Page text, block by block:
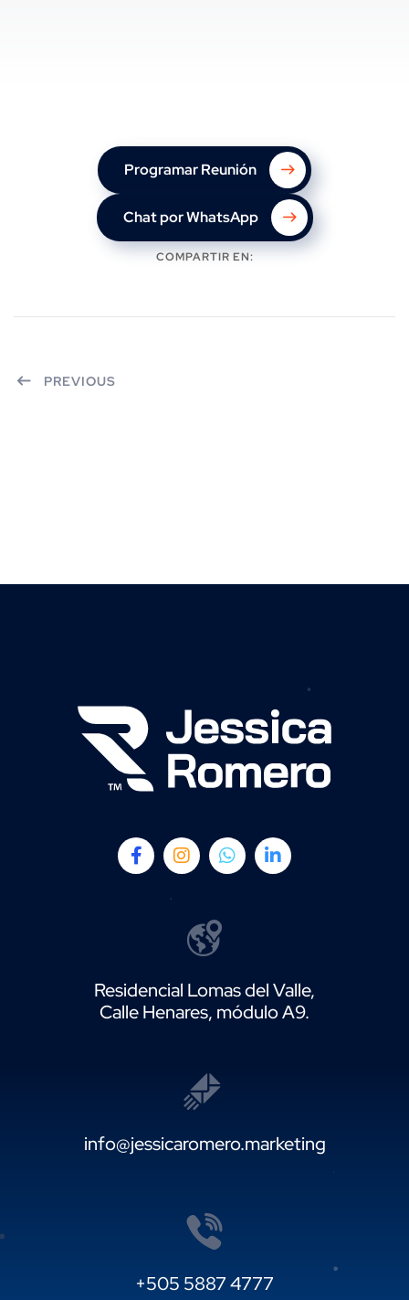
Programar Reunión
Chat por WhatsApp
COMPARTIR EN:
PREVIOUS
Residencial Lomas del Valle,
Calle Henares, módulo A9.
info@jessicaromero.marketing
+505 5887 4777